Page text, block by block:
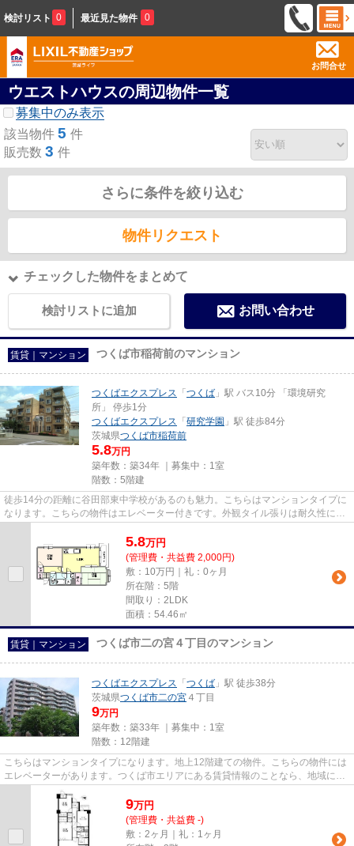
検討リスト 0 最近見た物件 0
お問合せ
ウエストハウスの周辺物件一覧
募集中のみ表示
該当物件 5 件
販売数 3 件
さらに条件を絞り込む
物件リクエスト
チェックした物件をまとめて
検討リストに追加 お問い合わせ
賃貸｜マンション つくば市稲荷前のマンション
つくばエクスプレス 「 つくば 」駅 バス10分 「環境研究
所」 停歩1分
つくばエクスプレス 「 研究学園 」駅 徒歩84分
茨城県つくば市稲荷前
5.8万円
築年数：築34年 ｜募集中： 1室
階数：5階建
徒歩14分の距離に谷田部東中学校があるのも魅力。こちらはマンションタイプに
なります。こちらの物件はエレベーター付きです。外観タイル張りは耐久性に優
5.8万円
(管理費・共益費 2,000円)
敷：10万円｜礼：0ヶ月
所在階：5階
間取り：2LDK
面積：54.46㎡
賃貸｜マンション つくば市二の宮４丁目のマンション
つくばエクスプレス 「 つくば 」駅 徒歩38分
茨城県つくば市二の宮 ４丁目
9万円
築年数：築33年 ｜募集中： 1室
階数：12階建
こちらはマンションタイプになります。地上12階建ての物件。こちらの物件には
エレベーターがあります。つくば市エリアにある賃貸情報のことなら、地域に密
着した当社へお任せ下さい。...
9万円
(管理費・共益費 -)
敷：2ヶ月｜礼：1ヶ月